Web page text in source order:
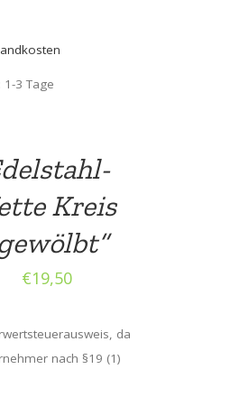
1-3 Tage
Kreis
€19,50
da
nach §19 (1)